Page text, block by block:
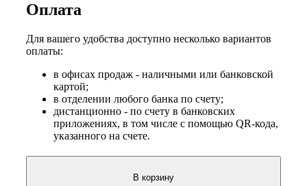
Оплата
Для вашего удобства доступно несколько вариантов
оплаты:
в офисах продаж - наличными или банковской
картой;
в отделении любого банка по счету;
дистанционно - по счету в банковских
приложениях, в том числе с помощью QR-кода,
указанного на счете.
В корзину